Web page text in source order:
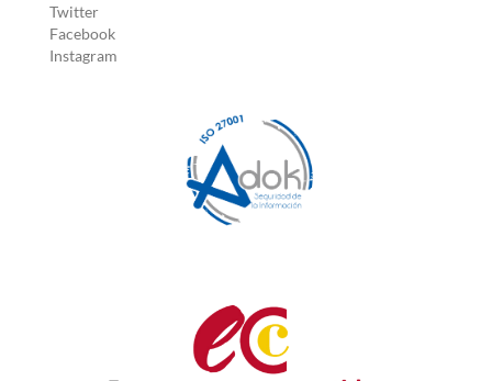
Twitter
Facebook
Instagram